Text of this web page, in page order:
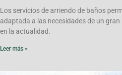
Los servicios de arriendo de baños
adaptada a las necesidades de un
en la actualidad.
Leer más »